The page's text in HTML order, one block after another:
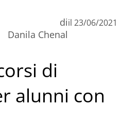
di
Danila Chenal
il 23/06/2021
di
alunni con